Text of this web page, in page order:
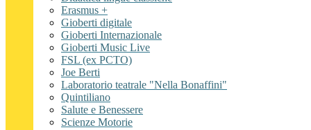
Erasmus +
Gioberti digitale
Gioberti Internazionale
Gioberti Music Live
FSL (ex PCTO)
Joe Berti
Laboratorio teatrale "Nella Bonaffini"
Quintiliano
Salute e Benessere
Scienze Motorie